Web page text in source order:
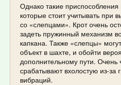
Однако такие
которые стоит учитывать при
со «слепцами». Крот очень
задеть пружинный механизм
капкана. Также «слепцы»
объект в шахте, и обойти
дополнительному пути. Очень
срабатывают вхолостую из-за
вибраций.